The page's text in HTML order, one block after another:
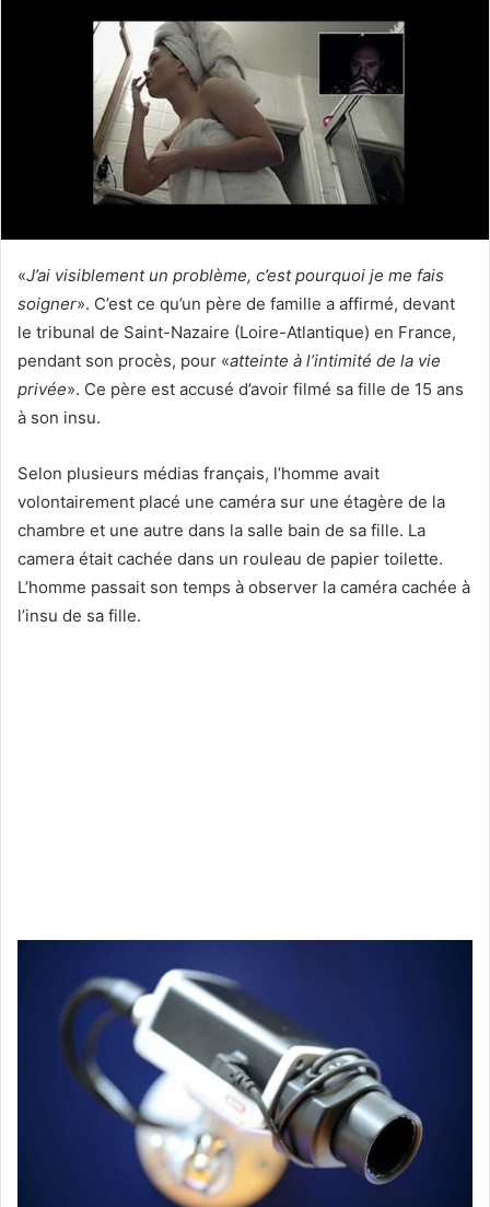
«J’ai visiblement un problème, c’est pourquoi je me fais
soigner». C’est ce qu’un père de famille a affirmé, devant
le tribunal de Saint-Nazaire (Loire-Atlantique) en France,
pendant son procès, pour «atteinte à l’intimité de la vie
privée». Ce père est accusé d’avoir filmé sa fille de 15 ans
à son insu.
Selon plusieurs médias français, l’homme avait
volontairement placé une caméra sur une étagère de la
chambre et une autre dans la salle bain de sa fille. La
camera était cachée dans un rouleau de papier toilette.
L’homme passait son temps à observer la caméra cachée à
l’insu de sa fille.